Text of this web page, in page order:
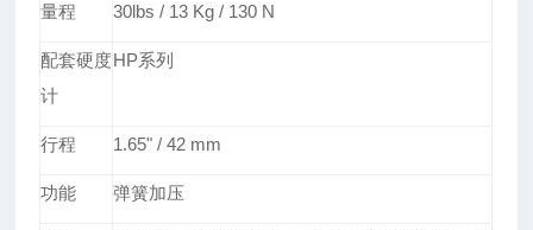
量程 30lbs / 13 Kg / 130 N
配套硬度
计
HP系列
行程 1.65" / 42 mm
功能 弹簧加压